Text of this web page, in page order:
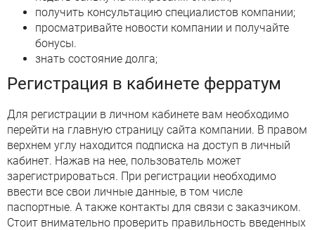
получить консультацию специалистов компании;
просматривайте новости компании и получайте
бонусы.
знать состояние долга;
Регистрация в кабинете ферратум
Для регистрации в личном кабинете вам необходимо
перейти на главную страницу сайта компании. В правом
верхнем углу находится подписка на доступ в личный
кабинет. Нажав на нее, пользователь может
зарегистрироваться. При регистрации необходимо
ввести все свои личные данные, в том числе
паспортные. А также контакты для связи с заказчиком.
Стоит внимательно проверить правильность введенных